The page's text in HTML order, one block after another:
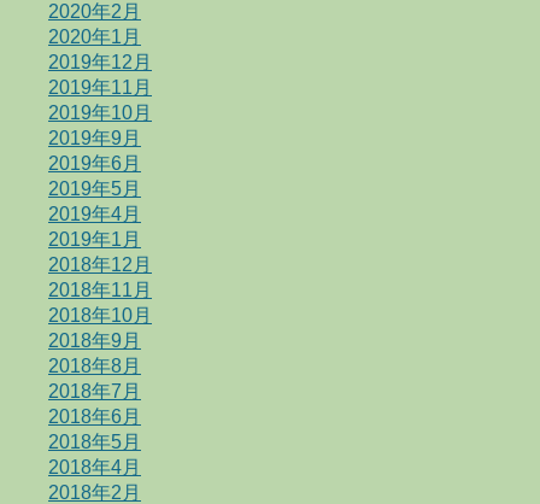
2020年2月
2020年1月
2019年12月
2019年11月
2019年10月
2019年9月
2019年6月
2019年5月
2019年4月
2019年1月
2018年12月
2018年11月
2018年10月
2018年9月
2018年8月
2018年7月
2018年6月
2018年5月
2018年4月
2018年2月